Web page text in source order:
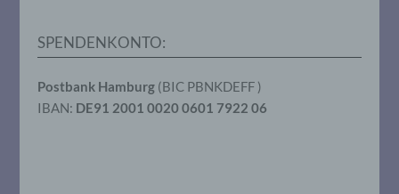
SPENDENKONTO:
Postbank Hamburg (BIC PBNKDEFF )
IBAN: DE91 2001 0020 0601 7922 06
beziehungsweise können die bestimmten
Kriterien seiner Benennung nach dem
Mitgliedstaaten vorgesehen werden.